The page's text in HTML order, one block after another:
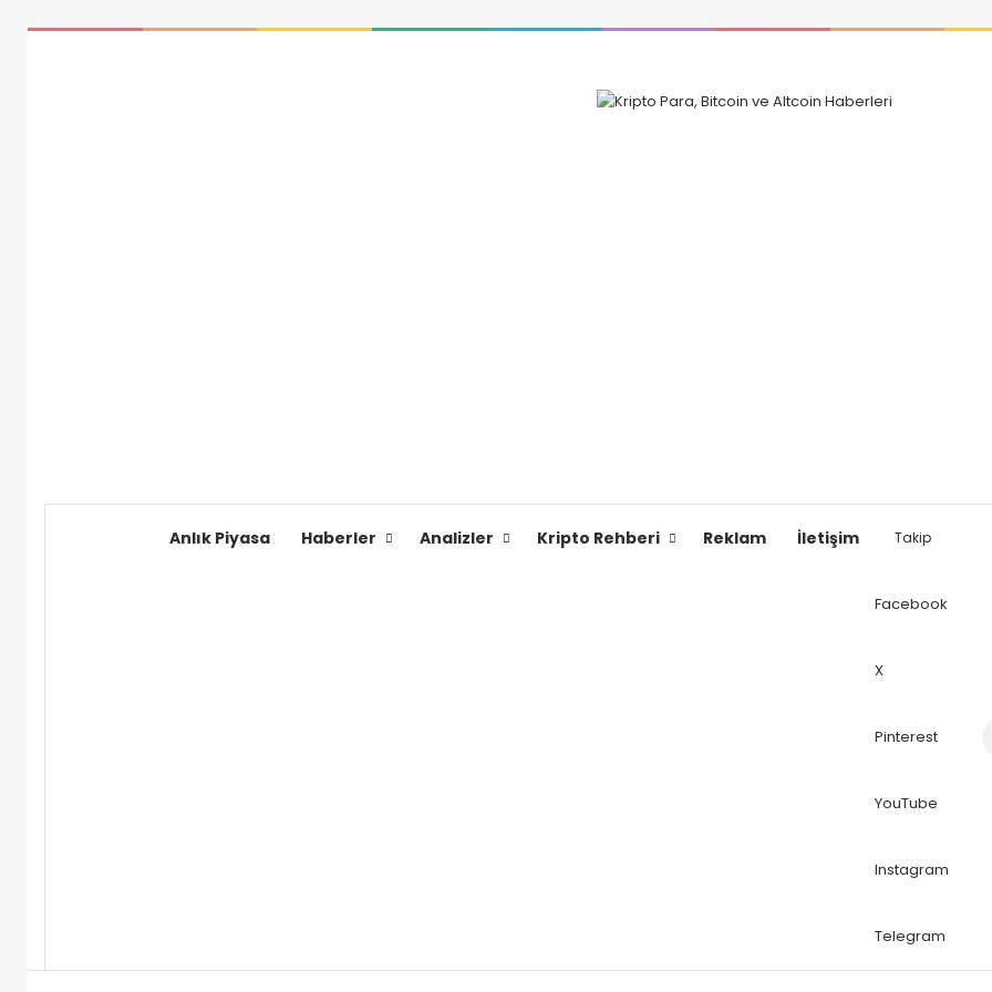
Anlık Piyasa Haberler Analizler Kripto Rehberi Reklam İletişim Takip
Facebook
X
Pinterest
YouTube
Instagram
Telegram